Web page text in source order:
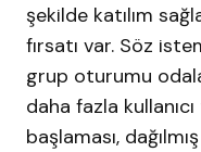
şekilde katılım
fırsatı var. Söz
grup oturumu
daha fazla
başlaması,